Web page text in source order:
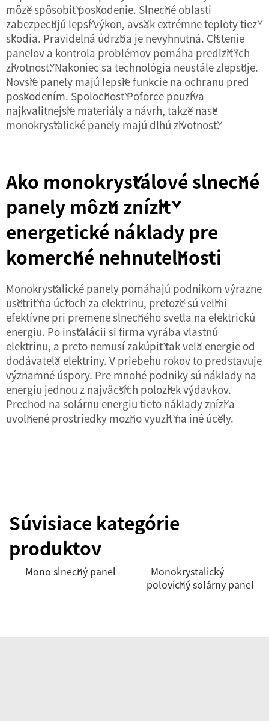
môže spôsobiť poškodenie. Slnečné oblasti
zabezpečujú lepší výkon, avšak extrémne teploty tiež
škodia. Pravidelná údržba je nevyhnutná. Čistenie
panelov a kontrola problémov pomáha predĺžiť ich
životnosť. Nakoniec sa technológia neustále zlepšuje.
Novšie panely majú lepšie funkcie na ochranu pred
poškodením. Spoločnosť Poforce používa
najkvalitnejšie materiály a návrh, takže naše
monokryštalické panely majú dlhú životnosť.
Ako monokryštálové slnečné
panely môžu znížiť
energetické náklady pre
komerčné nehnuteľnosti
Monokryštalické panely pomáhajú podnikom výrazne
ušetriť na účtoch za elektrinu, pretože sú veľmi
efektívne pri premene slnečného svetla na elektrickú
energiu. Po inštalácii si firma vyrába vlastnú
elektrinu, a preto nemusí zakúpiť tak veľa energie od
dodávateľa elektriny. V priebehu rokov to predstavuje
významné úspory. Pre mnohé podniky sú náklady na
energiu jednou z najväčších položiek výdavkov.
Prechod na solárnu energiu tieto náklady zníži a
uvoľnené prostriedky možno využiť na iné účely.
Súvisiace kategórie
produktov
Mono slnečný panel
Monokrystalický
polovičný solárny panel